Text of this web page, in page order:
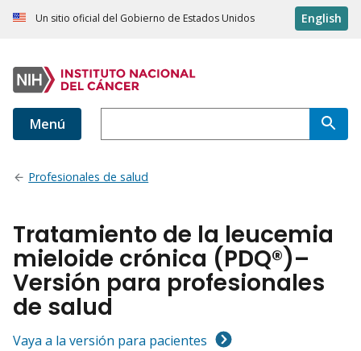
Un sitio oficial del Gobierno de Estados Unidos English
Menú
Profesionales de salud
Tratamiento de la leucemia
mieloide crónica (PDQ®)–
Versión para profesionales
de salud
Vaya a la versión para pacientes